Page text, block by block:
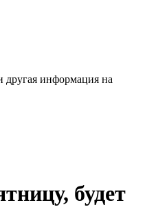
другая информация на
будет